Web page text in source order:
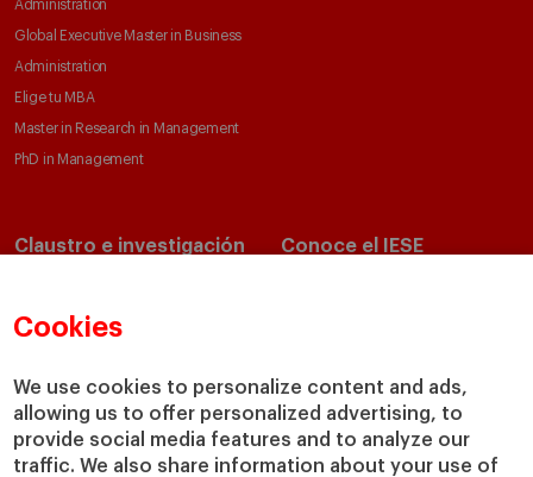
Cookies
We use cookies to personalize content and ads,
allowing us to offer personalized advertising, to
provide social media features and to analyze our
traffic. We also share information about your use of
Administration
Global Executive Master in Business
Administration
Elige tu MBA
Master in Research in Management
PhD in Management
Claustro e investigación
Departamentos académicos
Cátedras
IESE Insight
IESE Publishing
Conoce el IESE
Nuestro impacto
Colabora con el IESE
Servicios